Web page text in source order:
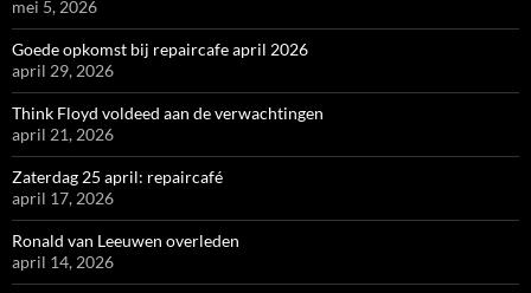
mei 5, 2026
Goede opkomst bij repaircafe april 2026
april 29, 2026
Think Floyd voldeed aan de verwachtingen
april 21, 2026
Zaterdag 25 april: repaircafé
april 17, 2026
Ronald van Leeuwen overleden
april 14, 2026